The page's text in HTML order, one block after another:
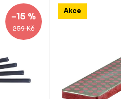
259 Kč
–15 % Akce